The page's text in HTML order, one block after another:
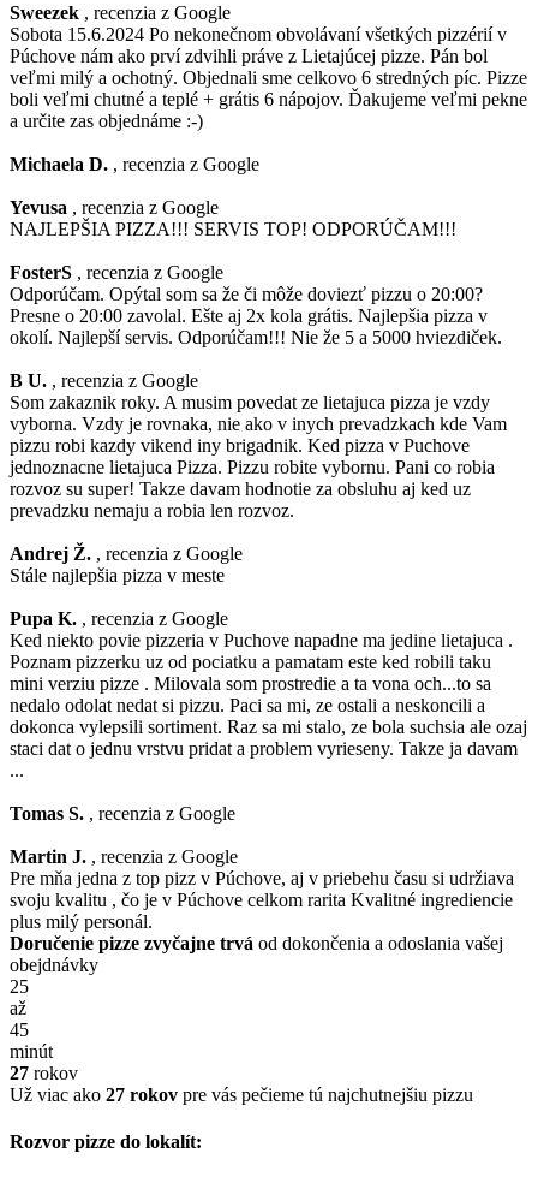
Sweezek , recenzia z Google
Sobota 15.6.2024 Po nekonečnom obvolávaní všetkých pizzérií v
Púchove nám ako prví zdvihli práve z Lietajúcej pizze. Pán bol
veľmi milý a ochotný. Objednali sme celkovo 6 stredných píc. Pizze
boli veľmi chutné a teplé + grátis 6 nápojov. Ďakujeme veľmi pekne
a určite zas objednáme :-)
Michaela D. , recenzia z Google
Yevusa , recenzia z Google
NAJLEPŠIA PIZZA!!! SERVIS TOP! ODPORÚČAM!!!
FosterS , recenzia z Google
Odporúčam. Opýtal som sa že či môže doviezť pizzu o 20:00?
Presne o 20:00 zavolal. Ešte aj 2x kola grátis. Najlepšia pizza v
okolí. Najlepší servis. Odporúčam!!! Nie že 5 a 5000 hviezdiček.
B U. , recenzia z Google
Som zakaznik roky. A musim povedat ze lietajuca pizza je vzdy
vyborna. Vzdy je rovnaka, nie ako v inych prevadzkach kde Vam
pizzu robi kazdy vikend iny brigadnik. Ked pizza v Puchove
jednoznacne lietajuca Pizza. Pizzu robite vybornu. Pani co robia
rozvoz su super! Takze davam hodnotie za obsluhu aj ked uz
prevadzku nemaju a robia len rozvoz.
Andrej Ž. , recenzia z Google
Stále najlepšia pizza v meste
Pupa K. , recenzia z Google
Ked niekto povie pizzeria v Puchove napadne ma jedine lietajuca .
Poznam pizzerku uz od pociatku a pamatam este ked robili taku
mini verziu pizze . Milovala som prostredie a ta vona och...to sa
nedalo odolat nedat si pizzu. Paci sa mi, ze ostali a neskoncili a
dokonca vylepsili sortiment. Raz sa mi stalo, ze bola suchsia ale ozaj
staci dat o jednu vrstvu pridat a problem vyrieseny. Takze ja davam
...
Tomas S. , recenzia z Google
Martin J. , recenzia z Google
Pre mňa jedna z top pizz v Púchove, aj v priebehu času si udržiava
svoju kvalitu , čo je v Púchove celkom rarita Kvalitné ingrediencie
plus milý personál.
Doručenie pizze zvyčajne trvá od dokončenia a odoslania vašej
obejdnávky
25
až
45
minút
27 rokov
Už viac ako 27 rokov pre vás pečieme tú najchutnejšiu pizzu
Rozvor pizze do lokalít: